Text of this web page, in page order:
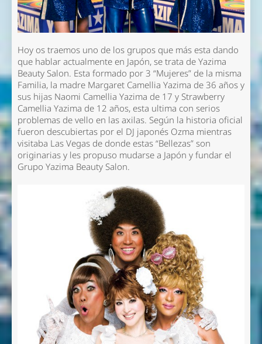
Hoy os traemos uno de los grupos que más esta dando
que hablar actualmente en Japón, se trata de Yazima
Beauty Salon. Esta formado por 3 “Mujeres” de la misma
Familia, la madre Margaret Camellia Yazima de 36 años y
sus hijas Naomi Camellia Yazima de 17 y Strawberry
Camellia Yazima de 12 años, esta ultima con serios
problemas de vello en las axilas. Según la historia oficial
fueron descubiertas por el DJ japonés Ozma mientras
visitaba Las Vegas de donde estas “Bellezas” son
originarias y les propuso mudarse a Japón y fundar el
Grupo Yazima Beauty Salon.